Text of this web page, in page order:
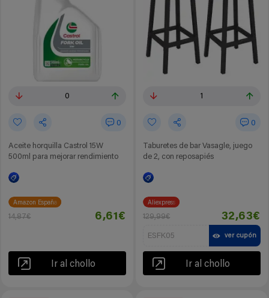
0
0
Aceite horquilla Castrol 15W
500ml para mejorar rendimiento
Amazon España
14,87€ 6,61€
Ir al chollo
1
0
Taburetes de bar Vasagle, juego
de 2, con reposapiés
Aliexpress
129,99€ 32,63€
ESFK05 ver cupón
Ir al chollo